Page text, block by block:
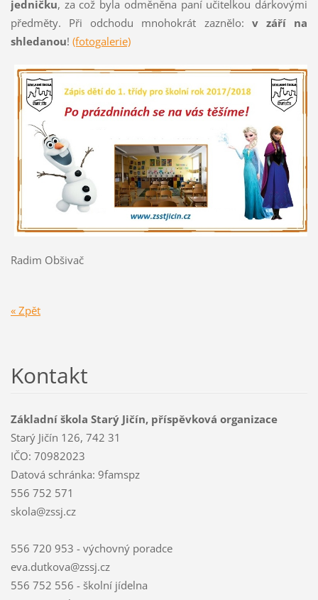
jedničku, za což byla odměněna paní učitelkou dárkovými
předměty. Při odchodu mnohokrát zaznělo: v září na
shledanou! (fotogalerie)
Radim Obšivač
« Zpět
Kontakt
Základní škola Starý Jičín, příspěvková organizace
Starý Jičín 126, 742 31
IČO: 70982023
Datová schránka: 9famspz
556 752 571
skola@zssj.cz
556 720 953 - výchovný poradce
eva.dutkova@zssj.cz
556 752 556 - školní jídelna